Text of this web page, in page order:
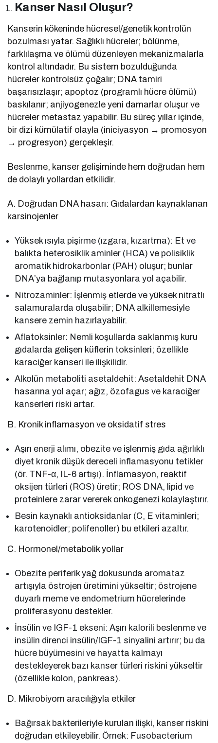
Kanser Nasıl Oluşur?
Kanserin kökeninde hücresel/genetik kontrolün
bozulması yatar. Sağlıklı hücreler; bölünme,
farklılaşma ve ölümü düzenleyen mekanizmalarla
kontrol altındadır. Bu sistem bozulduğunda
hücreler kontrolsüz çoğalır; DNA tamiri
başarısızlaşır; apoptoz (programlı hücre ölümü)
baskılanır; anjiyogenezle yeni damarlar oluşur ve
hücreler metastaz yapabilir. Bu süreç yıllar içinde,
bir dizi kümülatif olayla (iniciyasyon → promosyon
→ progresyon) gerçekleşir.
Beslenme, kanser gelişiminde hem doğrudan hem
de dolaylı yollardan etkilidir.
A. Doğrudan DNA hasarı: Gıdalardan kaynaklanan
karsinojenler
Yüksek ısıyla pişirme (ızgara, kızartma): Et ve
balıkta heterosiklik aminler (HCA) ve polisiklik
aromatik hidrokarbonlar (PAH) oluşur; bunlar
DNA’ya bağlanıp mutasyonlara yol açabilir.
Nitrozaminler: İşlenmiş etlerde ve yüksek nitratlı
salamuralarda oluşabilir; DNA alkillemesiyle
kansere zemin hazırlayabilir.
Aflatoksinler: Nemli koşullarda saklanmış kuru
gıdalarda gelişen küflerin toksinleri; özellikle
karaciğer kanseri ile ilişkilidir.
Alkolün metaboliti asetaldehit: Asetaldehit DNA
hasarına yol açar; ağız, özofagus ve karaciğer
kanserleri riski artar.
B. Kronik inflamasyon ve oksidatif stres
Aşırı enerji alımı, obezite ve işlenmiş gıda ağırlıklı
diyet kronik düşük dereceli inflamasyonu tetikler
(ör. TNF-α, IL-6 artışı). İnflamasyon, reaktif
oksijen türleri (ROS) üretir; ROS DNA, lipid ve
proteinlere zarar vererek onkogenezi kolaylaştırır.
Besin kaynaklı antioksidanlar (C, E vitaminleri;
karotenoidler; polifenoller) bu etkileri azaltır.
C. Hormonel/metabolik yollar
Obezite periferik yağ dokusunda aromataz
artışıyla östrojen üretimini yükseltir; östrojene
duyarlı meme ve endometrium hücrelerinde
proliferasyonu destekler.
İnsülin ve IGF-1 ekseni: Aşırı kalorili beslenme ve
insülin direnci insülin/IGF-1 sinyalini artırır; bu da
hücre büyümesini ve hayatta kalmayı
destekleyerek bazı kanser türleri riskini yükseltir
(özellikle kolon, pankreas).
D. Mikrobiyom aracılığıyla etkiler
Bağırsak bakterileriyle kurulan ilişki, kanser riskini
doğrudan etkileyebilir. Örnek: Fusobacterium